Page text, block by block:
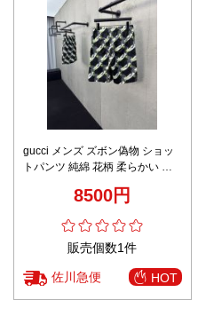
gucci メンズ ズボン偽物 ショッ
トパンツ 純綿 花柄 柔らかい シ
8500円
販売個数1件
佐川急便 HOT